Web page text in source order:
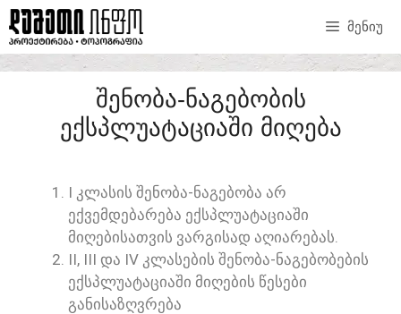
ᲛᲔᲜᲘᲣ
ᲨᲔᲜᲝᲑᲐ-ᲜᲐᲒᲔᲑᲝᲑᲘᲡ
ᲔᲥᲡᲞᲚᲣᲐᲢᲐᲪᲘᲐᲨᲘ ᲛᲘᲦᲔᲑᲐ
I ᲙᲚᲐᲡᲘᲡ ᲨᲔᲜᲝᲑᲐ-ᲜᲐᲒᲔᲑᲝᲑᲐ ᲐᲠ
ᲔᲥᲕᲔᲛᲓᲔᲑᲐᲠᲔᲑᲐ ᲔᲥᲡᲞᲚᲣᲐᲢᲐᲪᲘᲐᲨᲘ
ᲛᲘᲦᲔᲑᲘᲡᲐᲗᲕᲘᲡ ᲕᲐᲠᲒᲘᲡᲐᲓ ᲐᲦᲘᲐᲠᲔᲑᲐᲡ.
II, III ᲓᲐ IV ᲙᲚᲐᲡᲔᲑᲘᲡ ᲨᲔᲜᲝᲑᲐ-ᲜᲐᲒᲔᲑᲝᲑᲔᲑᲘᲡ
ᲔᲥᲡᲞᲚᲣᲐᲢᲐᲪᲘᲐᲨᲘ ᲛᲘᲦᲔᲑᲘᲡ ᲬᲔᲡᲔᲑᲘ
ᲒᲐᲜᲘᲡᲐᲖᲦᲕᲠᲔᲑᲐ